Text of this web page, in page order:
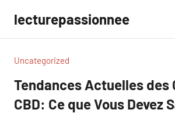
contenu
lecturepassionnee
Uncategorized
Tendances Actuelles des
CBD: Ce que Vous Devez